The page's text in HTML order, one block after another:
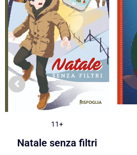
11+
Natale senza filtri